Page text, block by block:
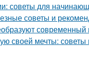
советы для
советы и
современный
своей мечты: советы